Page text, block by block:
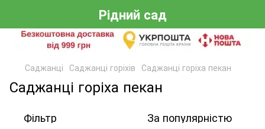
Рідний сад
Саджанці Саджанці горіхів Саджанці горіха пекан
Саджанці горіха пекан
Фільтр За популярністю